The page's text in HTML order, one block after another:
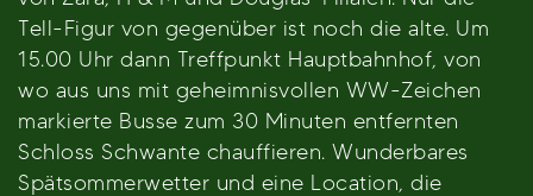
Tell-Figur von gegenüber ist noch die alte. Um
15.00 Uhr dann Treffpunkt Hauptbahnhof, von
wo aus uns mit geheimnisvollen WW-Zeichen
markierte Busse zum 30 Minuten entfernten
Schloss Schwante chauffieren. Wunderbares
Spätsommerwetter und eine Location, die